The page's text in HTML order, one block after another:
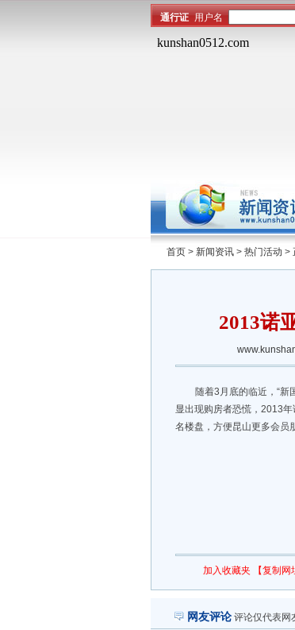
首页 > 新闻资讯 > 热门活动 >
2013诺
随着3月底的临近，“新
显出现购房者恐慌，2013
名楼盘，方便昆山更多会员
加入收藏夹 【复制网
网友评论 评论仅代表网